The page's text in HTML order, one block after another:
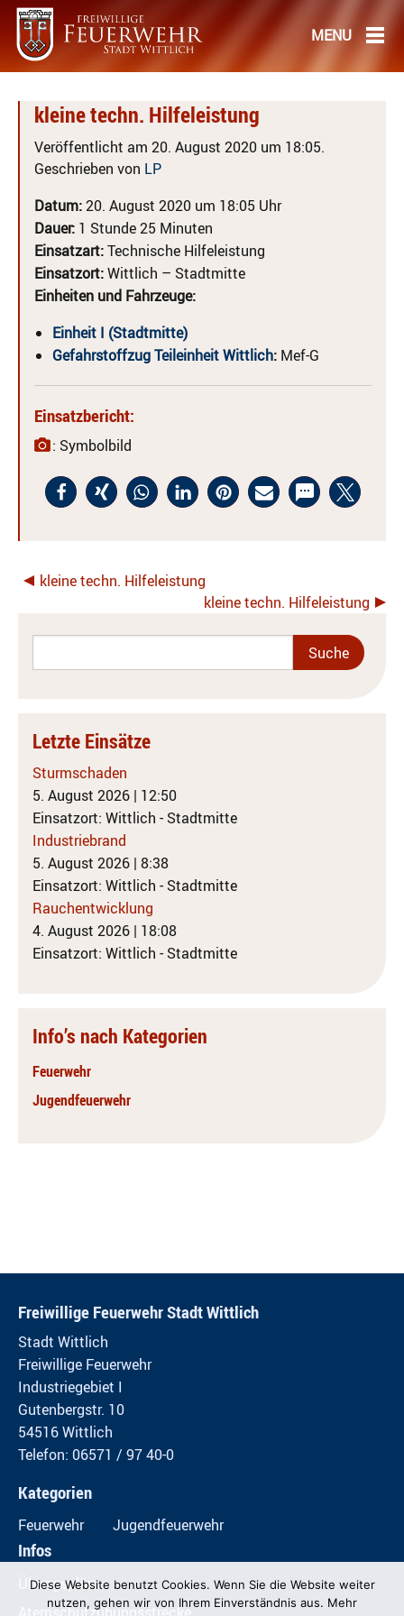
kleine techn. Hilfeleistung
Veröffentlicht am 20. August 2020 um 18:05.
Geschrieben von LP
Datum:20. August 2020 um 18:05 Uhr
Dauer: 1 Stunde 25 Minuten
Einsatzart:Technische Hilfeleistung
Einsatzort:Wittlich – Stadtmitte
Einheiten und Fahrzeuge:
Einheit I (Stadtmitte)
Gefahrstoffzug Teileinheit Wittlich: Mef-G
Einsatzbericht:
: Symbolbild
kleine techn. Hilfeleistung
kleine techn. Hilfeleistung
Letzte Einsätze
Sturmschaden
5. August 2026 | 12:50
Einsatzort: Wittlich - Stadtmitte
Industriebrand
5. August 2026 | 8:38
Einsatzort: Wittlich - Stadtmitte
Rauchentwicklung
4. August 2026 | 18:08
Einsatzort: Wittlich - Stadtmitte
Info’s nach Kategorien
Feuerwehr
Jugendfeuerwehr
Freiwillige Feuerwehr Stadt Wittlich
Stadt Wittlich
Freiwillige Feuerwehr
Industriegebiet I
Gutenbergstr. 10
54516 Wittlich
Telefon: 06571 / 97 40-0
Kategorien
Feuerwehr Jugendfeuerwehr
Infos
Übungspläne
Diese Website benutzt Cookies. Wenn Sie die Website weiter
nutzen, gehen wir von Ihrem Einverständnis aus. Mehr